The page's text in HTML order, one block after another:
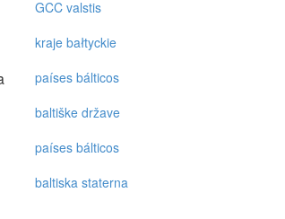
GCC valstis
kraje bałtyckie
países bálticos
baltiške države
países bálticos
baltiska staterna